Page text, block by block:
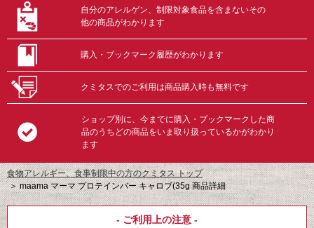
自分のアレルゲン、制限対象食品を含まないその
他の商品がわかります
購入・ブックマーク履歴がわかります
クミタスでのご利用は商品購入時も無料です
ショップ別に、今までに購入・ブックマークした商
品のうちどの商品をいま取り扱っているかがわかり
ます
食物アレルギー、食事制限中の方のクミタス トップ
＞maama マーマ プロテインバー キャロブ(35g 商品詳細
- ご利用上の注意 -